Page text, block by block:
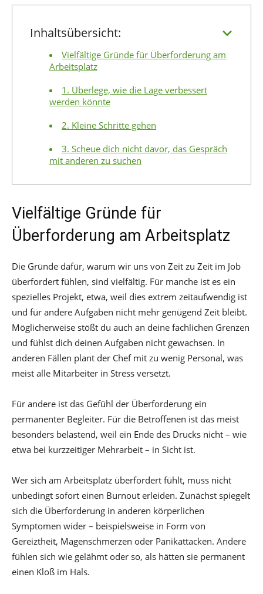
Inhaltsübersicht:
Vielfältige Gründe für Überforderung am
Arbeitsplatz
1. Überlege, wie die Lage verbessert
werden könnte
2. Kleine Schritte gehen
3. Scheue dich nicht davor, das Gespräch
mit anderen zu suchen
Vielfältige Gründe für
Überforderung am Arbeitsplatz
Die Gründe dafür, warum wir uns von Zeit zu Zeit im Job
überfordert fühlen, sind vielfältig. Für manche ist es ein
spezielles Projekt, etwa, weil dies extrem zeitaufwendig ist
und für andere Aufgaben nicht mehr genügend Zeit bleibt.
Möglicherweise stößt du auch an deine fachlichen Grenzen
und fühlst dich deinen Aufgaben nicht gewachsen. In
anderen Fällen plant der Chef mit zu wenig Personal, was
meist alle Mitarbeiter in Stress versetzt.
Für andere ist das Gefühl der Überforderung ein
permanenter Begleiter. Für die Betroffenen ist das meist
besonders belastend, weil ein Ende des Drucks nicht – wie
etwa bei kurzzeitiger Mehrarbeit – in Sicht ist.
Wer sich am Arbeitsplatz überfordert fühlt, muss nicht
unbedingt sofort einen Burnout erleiden. Zunächst spiegelt
sich die Überforderung in anderen körperlichen
Symptomen wider – beispielsweise in Form von
Gereiztheit, Magenschmerzen oder Panikattacken. Andere
fühlen sich wie gelähmt oder so, als hätten sie permanent
einen Kloß im Hals.